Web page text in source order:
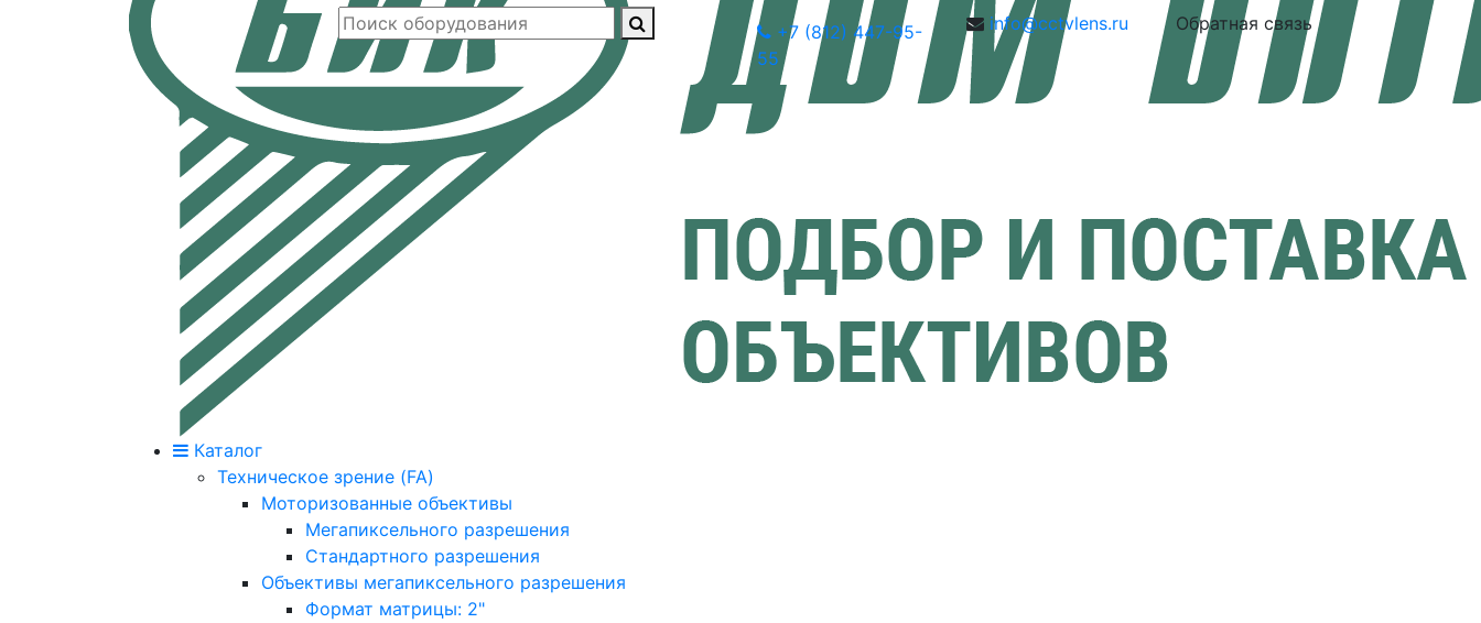
+7 (812) 447-95-
55
info@cctvlens.ru Обратная связь
Каталог
Техническое зрение (FA)
Моторизованные объективы
Мегапиксельного разрешения
Стандартного разрешения
Объективы мегапиксельного разрешения
Формат матрицы: 2"